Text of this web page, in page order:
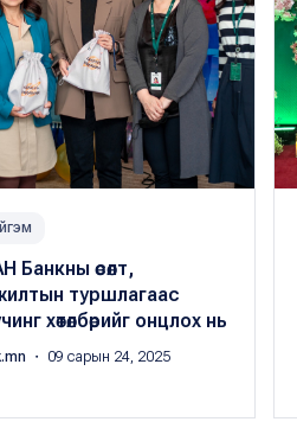
Банкны өсөлт,
туршлагаас
хөтөлбөрийг онцлох нь
・ 09 сарын 24, 2025